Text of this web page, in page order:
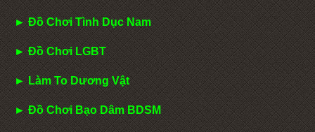
► Đồ Chơi Tình Dục Nam
► Đồ Chơi LGBT
► Làm To Dương Vật
► Đồ Chơi Bạo Dâm BDSM